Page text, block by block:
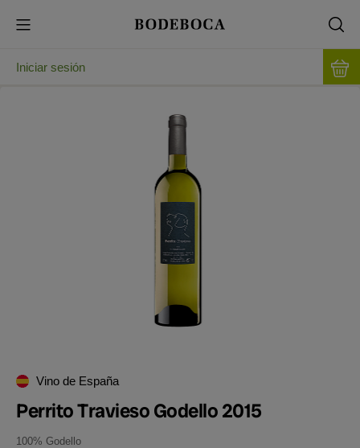
Iniciar sesión
Vino de España
Perrito Travieso Godello 2015
100% Godello